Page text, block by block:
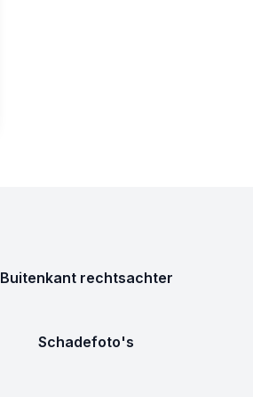
Buitenkant rechtsachter
Schadefoto's